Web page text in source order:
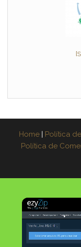
Home | Política
Política de